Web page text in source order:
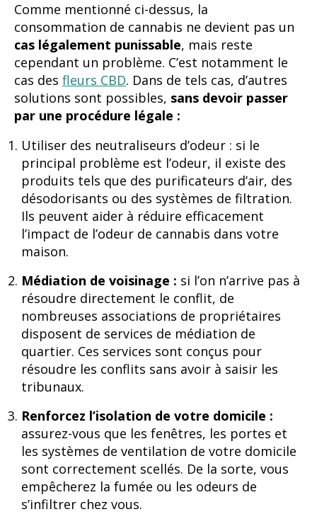
Comme mentionné ci-dessus, la
consommation de cannabis ne devient pas un
cas légalement punissable, mais reste
cependant un problème. C’est notamment le
cas des fleurs CBD. Dans de tels cas, d’autres
solutions sont possibles, sans devoir passer
par une procédure légale :
Utiliser des neutraliseurs d’odeur : si le
principal problème est l’odeur, il existe des
produits tels que des purificateurs d’air, des
désodorisants ou des systèmes de filtration.
Ils peuvent aider à réduire efficacement
l’impact de l’odeur de cannabis dans votre
maison.
Médiation de voisinage : si l’on n’arrive pas à
résoudre directement le conflit, de
nombreuses associations de propriétaires
disposent de services de médiation de
quartier. Ces services sont conçus pour
résoudre les conflits sans avoir à saisir les
tribunaux.
Renforcez l’isolation de votre domicile :
assurez-vous que les fenêtres, les portes et
les systèmes de ventilation de votre domicile
sont correctement scellés. De la sorte, vous
empêcherez la fumée ou les odeurs de
s’infiltrer chez vous.